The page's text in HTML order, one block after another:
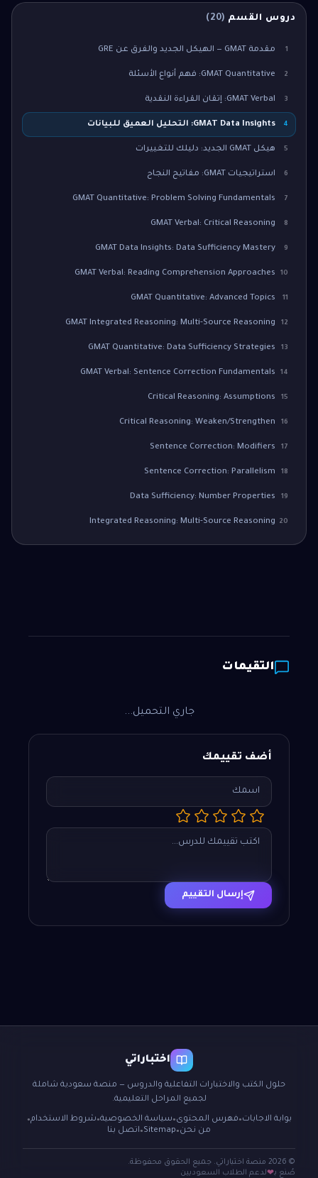
دروس القسم (
20
)
1 مقدمة GMAT — الهيكل الجديد والفرق عن GRE
2 GMAT Quantitative: فهم أنواع الأسئلة
3 GMAT Verbal: إتقان القراءة النقدية
4 GMAT Data Insights: التحليل العميق للبيانات
5 هيكل GMAT الجديد: دليلك للتغييرات
6 استراتيجيات GMAT: مفاتيح النجاح
7
GMAT Quantitative: Problem Solving Fundamentals
8
GMAT Verbal: Critical Reasoning
9
GMAT Data Insights: Data Sufficiency Mastery
10
GMAT Verbal: Reading Comprehension Approaches
11
GMAT Quantitative: Advanced Topics
12
GMAT Integrated Reasoning: Multi-Source Reasoning
13
GMAT Quantitative: Data Sufficiency Strategies
14
GMAT Verbal: Sentence Correction Fundamentals
15
Critical Reasoning: Assumptions
16
Critical Reasoning: Weaken/Strengthen
17
Sentence Correction: Modifiers
18
Sentence Correction: Parallelism
19
Data Sufficiency: Number Properties
20
Integrated Reasoning: Multi-Source Reasoning
التقيمات
جاري التحميل...
أضف تقييمك
إرسال التقييم
اختباراتي
حلول الكتب والاختبارات التفاعلية والدروس — منصة سعودية شاملة
لجميع المراحل التعليمية.
بوابة الاجابات ● فهرس المحتوى ● سياسة الخصوصية● شروط الاستخدام●
من نحن ●
Sitemap
● اتصل بنا
© 2026 منصة اختباراتي. جميع الحقوق محفوظة.
صُنع بـ❤لدعم الطلاب السعوديين